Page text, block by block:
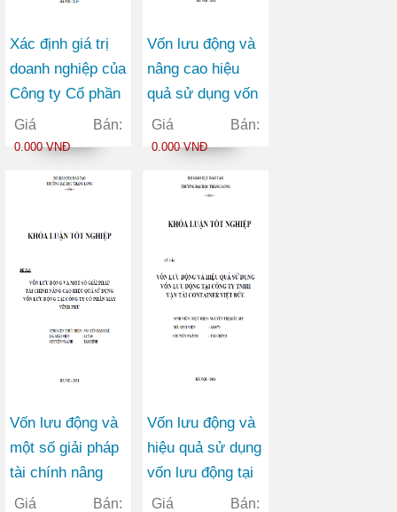
Xác định giá trị
doanh nghiệp của
Công ty Cổ phần
Thương mại
Châu Hưng
Giá Bán:
0.000 VNĐ
Vốn lưu động và
nâng cao hiệu
quả sử dụng vốn
lưu động tại Công
ty Cổ phần Viễn
Giá Bán:
0.000 VNĐ
Vốn lưu động và
một số giải pháp
tài chính nâng
cao hiệu quả sử
Giá Bán:
Vốn lưu động và
hiệu quả sử dụng
vốn lưu động tại
công ty TNHH
Giá Bán: